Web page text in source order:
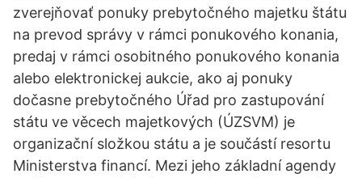
zverejňovať ponuky prebytočného majetku štátu
na prevod správy v rámci ponukového konania,
predaj v rámci osobitného ponukového konania
alebo elektronickej aukcie, ako aj ponuky
dočasne prebytočného Úřad pro zastupování
státu ve věcech majetkových (ÚZSVM) je
organizační složkou státu a je součástí resortu
Ministerstva financí. Mezi jeho základní agendy